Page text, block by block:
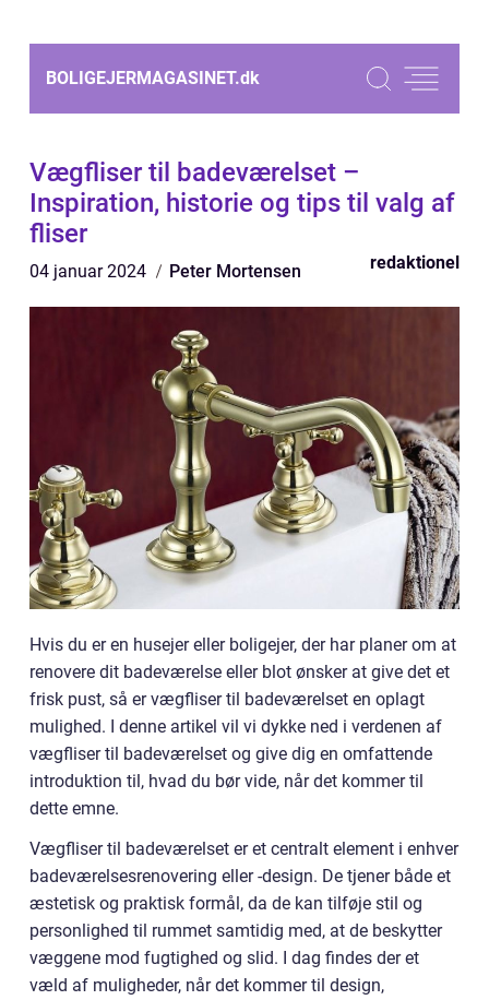
BOLIGEJERMAGASINET.dk
Vægfliser til badeværelset –
Inspiration, historie og tips til valg af
fliser
04 januar 2024 Peter Mortensen redaktionel
Hvis du er en husejer eller boligejer, der har planer om at
renovere dit badeværelse eller blot ønsker at give det et
frisk pust, så er vægfliser til badeværelset en oplagt
mulighed. I denne artikel vil vi dykke ned i verdenen af
vægfliser til badeværelset og give dig en omfattende
introduktion til, hvad du bør vide, når det kommer til
dette emne.
Vægfliser til badeværelset er et centralt element i enhver
badeværelsesrenovering eller -design. De tjener både et
æstetisk og praktisk formål, da de kan tilføje stil og
personlighed til rummet samtidig med, at de beskytter
væggene mod fugtighed og slid. I dag findes der et
væld af muligheder, når det kommer til design,